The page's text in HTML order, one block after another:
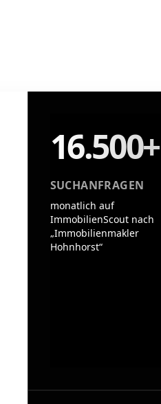
16.500+
SUCHANFRAGEN
monatlich auf
ImmobilienScout nach
„Immobilienmakler
Hohnhorst“